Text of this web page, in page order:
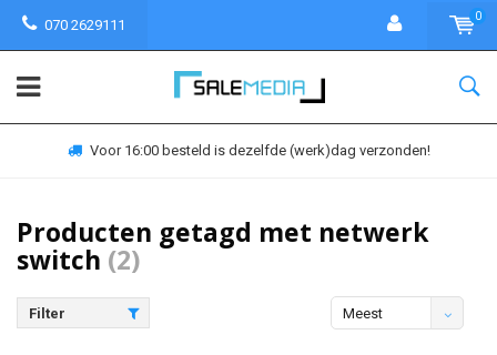
070 2629111
0
Voor 16:00 besteld is dezelfde (werk)dag verzonden!
Producten getagd met netwerk
switch (2)
Filter
Meest